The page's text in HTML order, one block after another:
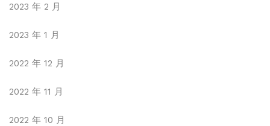
2023 年 2 月
2023 年 1 月
2022 年 12 月
2022 年 11 月
2022 年 10 月